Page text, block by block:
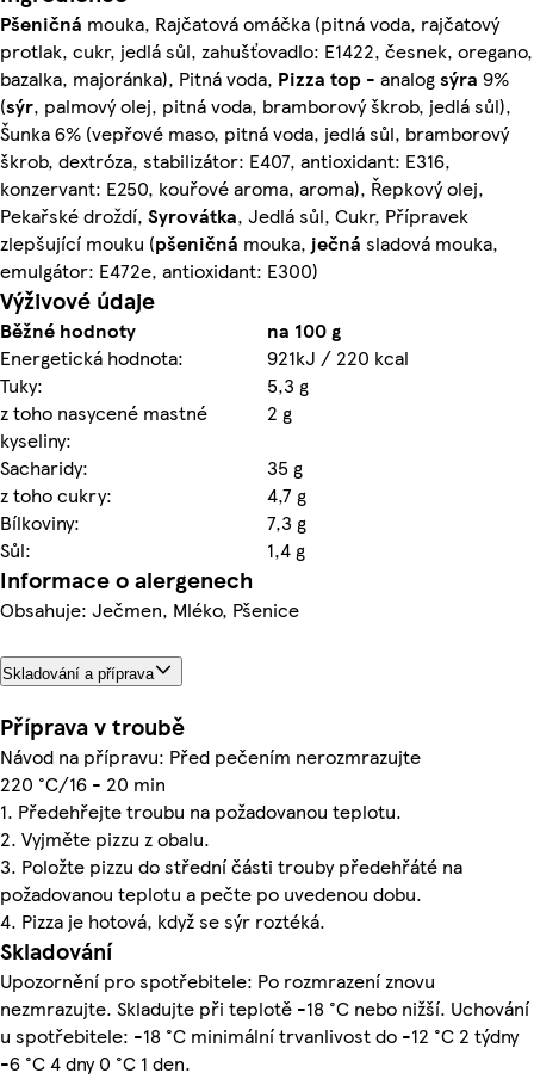
Pšeničná mouka, Rajčatová omáčka (pitná voda, rajčatový
protlak, cukr, jedlá sůl, zahušťovadlo: E1422, česnek, oregano,
bazalka, majoránka), Pitná voda, Pizza top - analogsýra 9%
(sýr, palmový olej, pitná voda, bramborový škrob, jedlá sůl),
Šunka 6% (vepřové maso, pitná voda, jedlá sůl, bramborový
škrob, dextróza, stabilizátor: E407, antioxidant: E316,
konzervant: E250, kouřové aroma, aroma), Řepkový olej,
Pekařské droždí, Syrovátka, Jedlá sůl, Cukr, Přípravek
zlepšující mouku (pšeničná mouka, ječná sladová mouka,
emulgátor: E472e, antioxidant: E300)
Výživové údaje
Běžné hodnoty
na 100 g
Energetická hodnota:
921kJ / 220 kcal
Tuky:
5,3 g
z toho nasycené mastné
kyseliny:
2 g
Sacharidy:
35 g
z toho cukry:
4,7 g
Bílkoviny:
7,3 g
Sůl:
1,4 g
Informace o alergenech
Obsahuje: Ječmen, Mléko, Pšenice
Skladování a příprava
Příprava v troubě
Návod na přípravu: Před pečením nerozmrazujte
220 °C/16 - 20 min
1. Předehřejte troubu na požadovanou teplotu.
2. Vyjměte pizzu z obalu.
3. Položte pizzu do střední části trouby předehřáté na
požadovanou teplotu a pečte po uvedenou dobu.
4. Pizza je hotová, když se sýr roztéká.
Skladování
Upozornění pro spotřebitele: Po rozmrazení znovu
nezmrazujte. Skladujte při teplotě -18 °C nebo nižší. Uchování
u spotřebitele: -18 °C minimální trvanlivost do -12 °C 2 týdny
-6 °C 4 dny 0 °C 1 den.